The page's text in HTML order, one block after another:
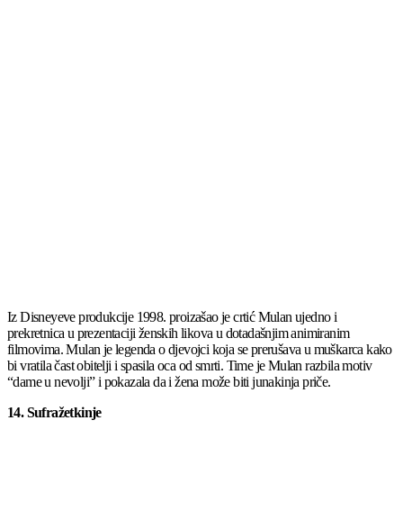
Iz Disneyeve produkcije 1998. proizašao je crtić Mulan ujedno i
prekretnica u prezentaciji ženskih likova u dotadašnjim animiranim
filmovima. Mulan je legenda o djevojci koja se prerušava u muškarca kako
bi vratila čast obitelji i spasila oca od smrti. Time je Mulan razbila motiv
“dame u nevolji” i pokazala da i žena može biti junakinja priče.
14. Sufražetkinje